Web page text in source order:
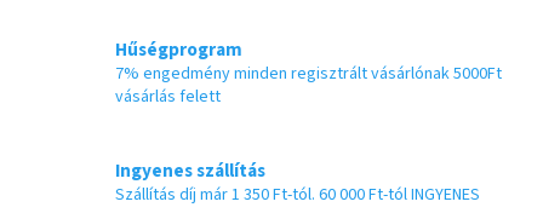
Hűségprogram
7% engedmény minden regisztrált vásárlónak 5000Ft
vásárlás felett
Ingyenes szállítás
Szállítás díj már 1 350 Ft-tól. 60 000 Ft-tól INGYENES